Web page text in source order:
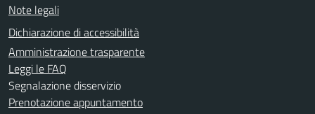
Note legali
Dichiarazione di accessibilità
Amministrazione trasparente
Leggi le FAQ
Segnalazione disservizio
Prenotazione appuntamento